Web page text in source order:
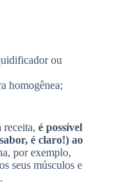
ou
homogênea;
receita, é possível
é claro!) ao
por exemplo,
seus músculos e